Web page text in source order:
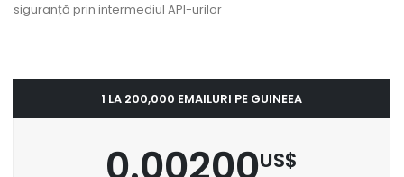
siguranță prin intermediul API-urilor
1 LA 200,000 EMAILURI PE GUINEEA
0.00200US$